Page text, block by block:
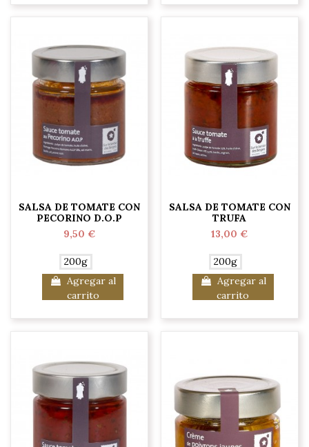
SALSA DE TOMATE CON
PECORINO D.O.P
9,50 €
200g
Agregar al
carrito
SALSA DE TOMATE CON
TRUFA
13,00 €
200g
Agregar al
carrito